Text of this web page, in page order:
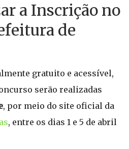
a Inscrição no
de
gratuito e acessível,
serão realizadas
, por meio do site oficial da
, entre os dias 1 e 5 de abril